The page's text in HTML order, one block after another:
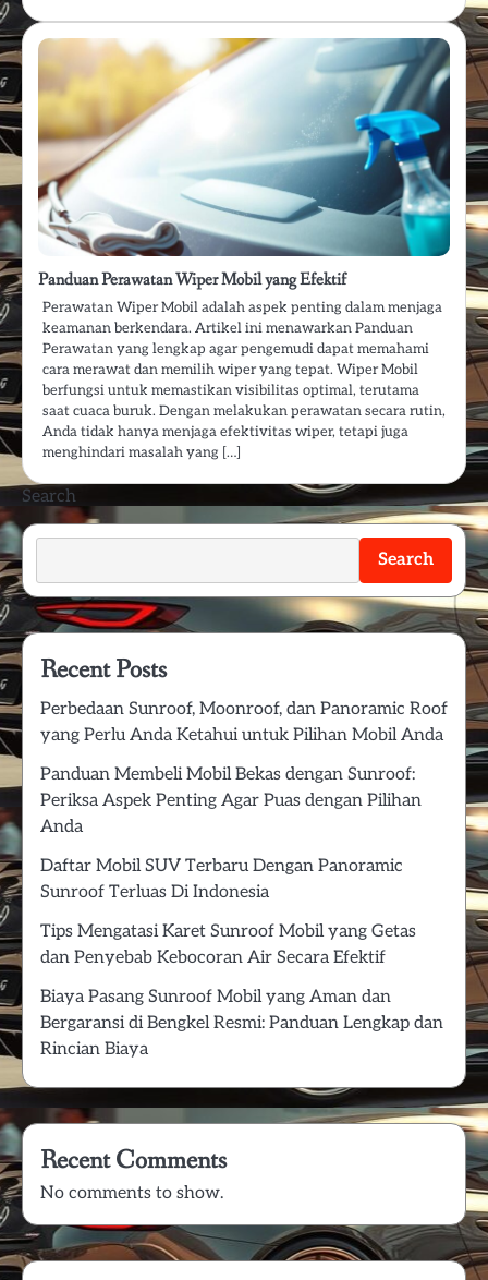
Panduan Perawatan Wiper Mobil yang Efektif
Perawatan Wiper Mobil adalah aspek penting dalam menjaga
keamanan berkendara. Artikel ini menawarkan Panduan
Perawatan yang lengkap agar pengemudi dapat memahami
cara merawat dan memilih wiper yang tepat. Wiper Mobil
berfungsi untuk memastikan visibilitas optimal, terutama
saat cuaca buruk. Dengan melakukan perawatan secara rutin,
Anda tidak hanya menjaga efektivitas wiper, tetapi juga
menghindari masalah yang […]
Search
Search
Recent Posts
Perbedaan Sunroof, Moonroof, dan Panoramic Roof
yang Perlu Anda Ketahui untuk Pilihan Mobil Anda
Panduan Membeli Mobil Bekas dengan Sunroof:
Periksa Aspek Penting Agar Puas dengan Pilihan
Anda
Daftar Mobil SUV Terbaru Dengan Panoramic
Sunroof Terluas Di Indonesia
Tips Mengatasi Karet Sunroof Mobil yang Getas
dan Penyebab Kebocoran Air Secara Efektif
Biaya Pasang Sunroof Mobil yang Aman dan
Bergaransi di Bengkel Resmi: Panduan Lengkap dan
Rincian Biaya
Recent Comments
No comments to show.